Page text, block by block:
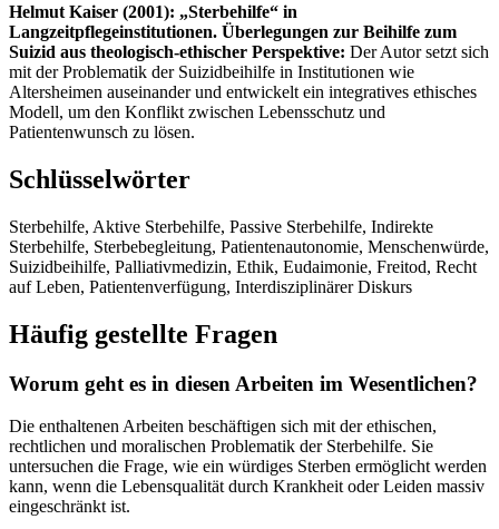
Helmut Kaiser (2001): „Sterbehilfe“ in
Langzeitpflegeinstitutionen. Überlegungen zur Beihilfe zum
Suizid aus theologisch-ethischer Perspektive: Der Autor setzt sich
mit der Problematik der Suizidbeihilfe in Institutionen wie
Altersheimen auseinander und entwickelt ein integratives ethisches
Modell, um den Konflikt zwischen Lebensschutz und
Patientenwunsch zu lösen.
Schlüsselwörter
Sterbehilfe, Aktive Sterbehilfe, Passive Sterbehilfe, Indirekte
Sterbehilfe, Sterbebegleitung, Patientenautonomie, Menschenwürde,
Suizidbeihilfe, Palliativmedizin, Ethik, Eudaimonie, Freitod, Recht
auf Leben, Patientenverfügung, Interdisziplinärer Diskurs
Häufig gestellte Fragen
Worum geht es in diesen Arbeiten im Wesentlichen?
Die enthaltenen Arbeiten beschäftigen sich mit der ethischen,
rechtlichen und moralischen Problematik der Sterbehilfe. Sie
untersuchen die Frage, wie ein würdiges Sterben ermöglicht werden
kann, wenn die Lebensqualität durch Krankheit oder Leiden massiv
eingeschränkt ist.